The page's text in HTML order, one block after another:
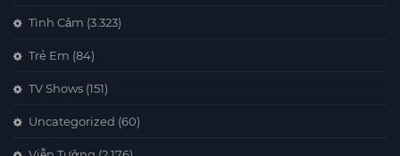
Tình Cảm (3.323)
Trẻ Em (84)
TV Shows (151)
Uncategorized (60)